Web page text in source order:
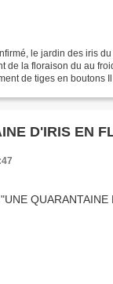
le jardin des iris
de la floraison du au
de tiges en boutons
D'IRIS EN